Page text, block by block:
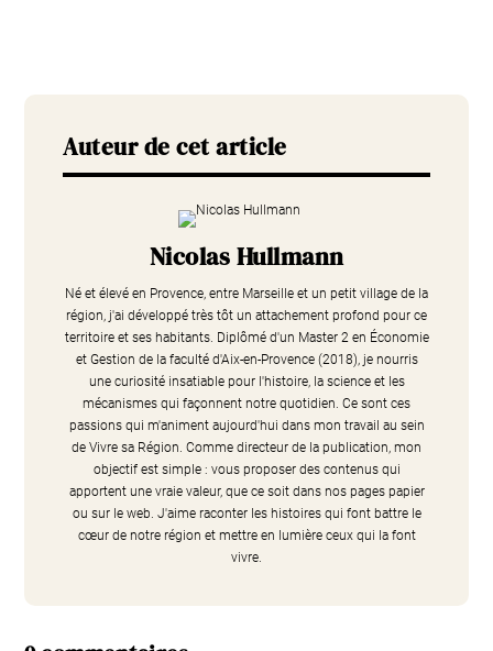
Auteur de cet article
Nicolas Hullmann
Né et élevé en Provence, entre Marseille et un petit village de la
région, j'ai développé très tôt un attachement profond pour ce
territoire et ses habitants. Diplômé d'un Master 2 en Économie
et Gestion de la faculté d'Aix-en-Provence (2018), je nourris
une curiosité insatiable pour l'histoire, la science et les
mécanismes qui façonnent notre quotidien. Ce sont ces
passions qui m'animent aujourd'hui dans mon travail au sein
de Vivre sa Région. Comme directeur de la publication, mon
objectif est simple : vous proposer des contenus qui
apportent une vraie valeur, que ce soit dans nos pages papier
ou sur le web. J'aime raconter les histoires qui font battre le
cœur de notre région et mettre en lumière ceux qui la font
vivre.